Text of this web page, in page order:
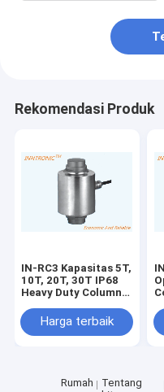
Rekomendasi Produk
IN-RC3 Kapasitas 5T,
10T, 20T, 30T IP68
Heavy Duty Column
alloy steel Load Cell
150% / 250% dari
Harga terbaik
Rumah
Tentang